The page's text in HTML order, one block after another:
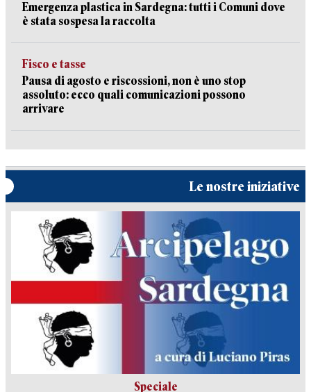
Emergenza plastica in Sardegna: tutti i Comuni dove
è stata sospesa la raccolta
Fisco e tasse
Pausa di agosto e riscossioni, non è uno stop
assoluto: ecco quali comunicazioni possono
arrivare
Le nostre iniziative
Speciale